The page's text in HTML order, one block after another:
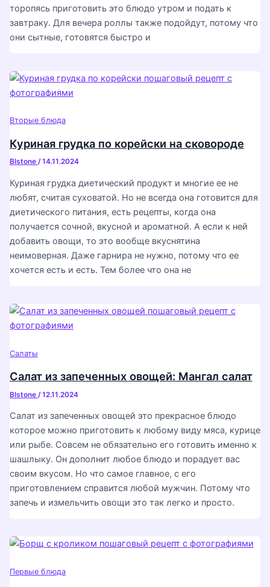
торопясь приготовить это блюдо утром и подать к
завтраку. Для вечера роллы также подойдут, потому что
они сытные, готовятся быстро и
Вторые блюда
Куриная грудка по корейски на сковороде
Blstone /14.11.2024
Куриная грудка диетический продукт и многие ее не
любят, считая суховатой. Но не всегда она готовится для
диетического питания, есть рецепты, когда она
получается сочной, вкусной и ароматной. А если к ней
добавить овощи, то это вообще вкуснятина
неимоверная. Даже гарнира не нужно, потому что ее
хочется есть и есть. Тем более что она не
Салаты
Салат из запеченных овощей: Мангал салат
Blstone /12.11.2024
Салат из запеченных овощей это прекрасное блюдо
которое можно приготовить к любому виду мяса, курице
или рыбе. Совсем не обязательно его готовить именно к
шашлыку. Он дополнит любое блюдо и порадует вас
своим вкусом. Но что самое главное, с его
приготовлением справится любой мужчин. Потому что
запечь и измельчить овощи это так легко и просто.
Первые блюда